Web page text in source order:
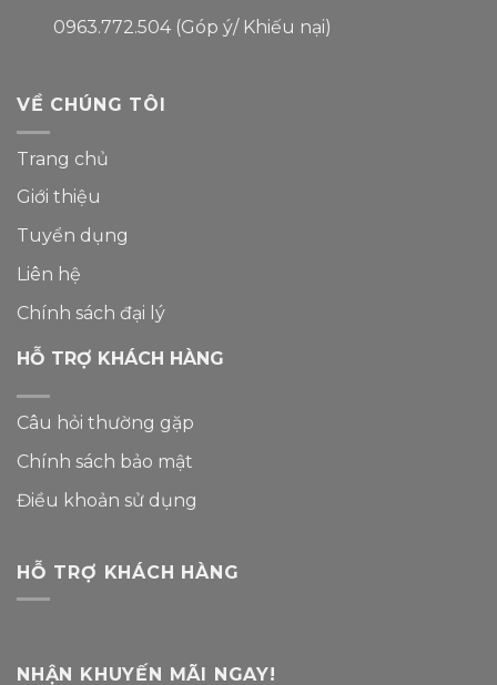
0963.772.504 (Góp ý/ Khiếu nại)
VỀ CHÚNG TÔI
Trang chủ
Giới thiệu
Tuyển dụng
Liên hệ
Chính sách đại lý
HỖ TRỢ KHÁCH HÀNG
Câu hỏi thường gặp
Chính sách bảo mật
Điều khoản sử dụng
HỖ TRỢ KHÁCH HÀNG
NHẬN KHUYẾN MÃI NGAY!